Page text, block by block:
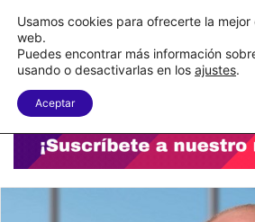
Menu
Usamos cookies para ofrecerte la
web.
Puedes encontrar más información
usando o desactivarlas en los ajustes.
Aceptar